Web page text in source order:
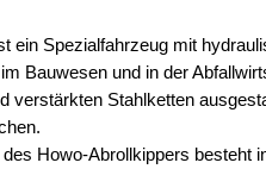
ein Spezialfahrzeug mit
Bauwesen und in der
verstärkten Stahlketten
Howo-Abrollkippers besteht